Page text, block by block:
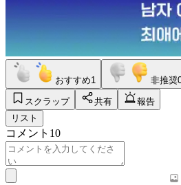
おすすめ1 非推奨
スクラップ 共有
報告
リスト
コメント 10